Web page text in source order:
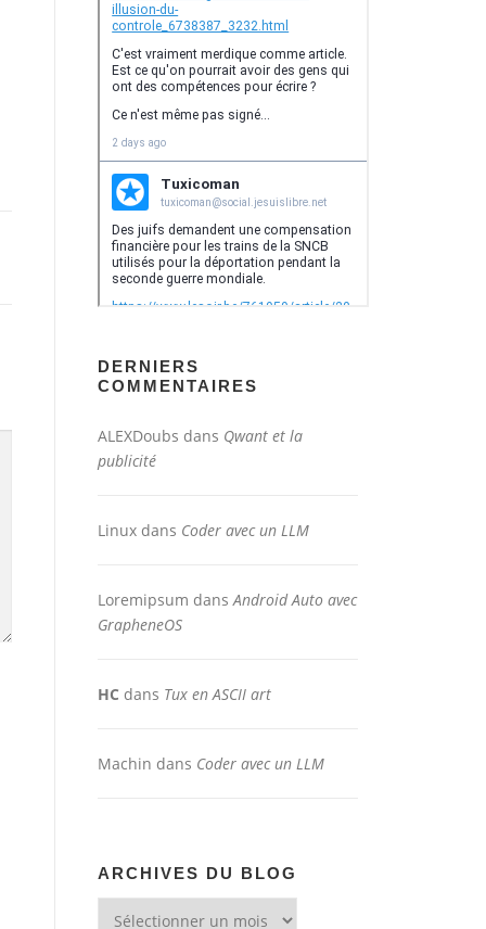
DERNIERS
COMMENTAIRES
ALEXDoubs dans Qwant et la
publicité
Linux dans Coder avec un LLM
Loremipsum dansAndroid Auto avec
GrapheneOS
HC dans Tux en ASCII art
Machin dans Coder avec un LLM
ARCHIVES DU BLOG